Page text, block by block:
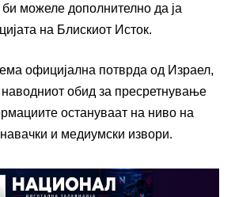
можеле дополнително да ја
на Блискиот Исток.
официјална потврда од Израел,
обид за пресретнување
остануваат на ниво на
и медиумски извори.